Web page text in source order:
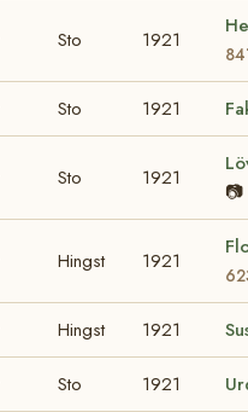
Sto 1921
Sto 1921
Sto 1921
📷
Hingst 1921
Hingst 1921
Sto 1921